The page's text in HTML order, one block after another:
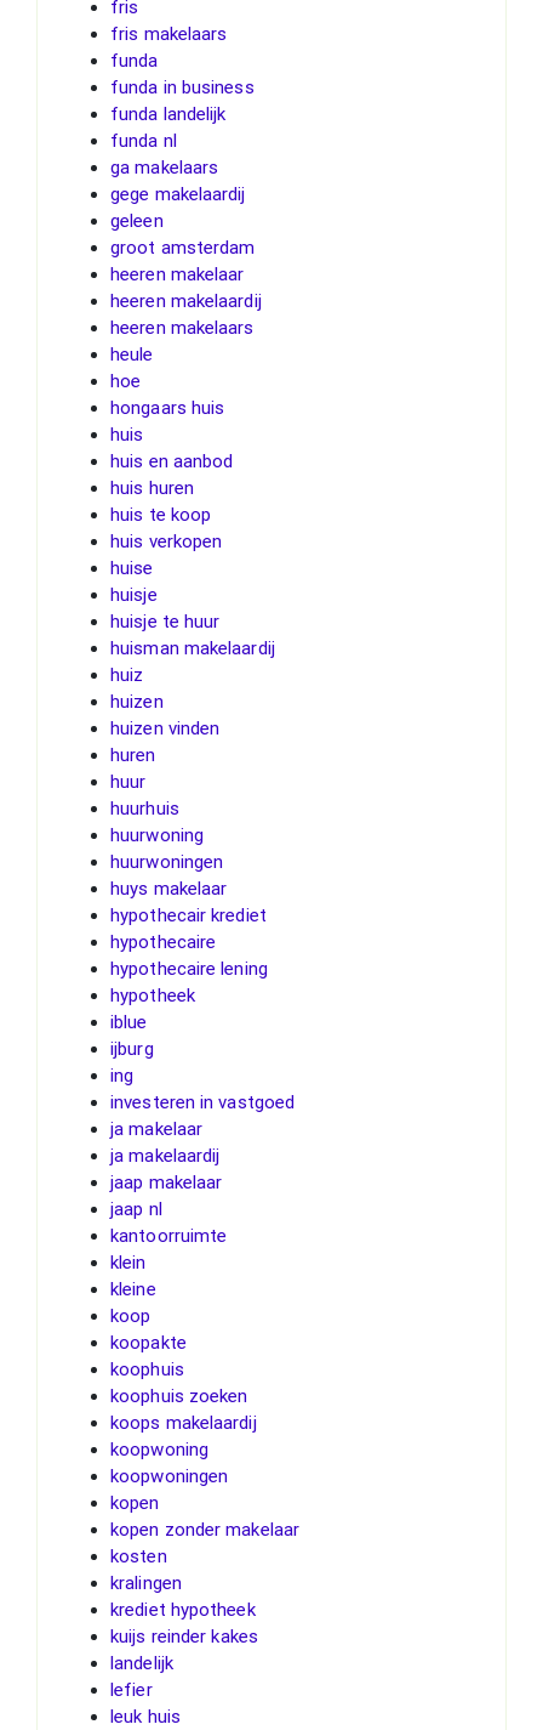
fris
fris makelaars
funda
funda in business
funda landelijk
funda nl
ga makelaars
gege makelaardij
geleen
groot amsterdam
heeren makelaar
heeren makelaardij
heeren makelaars
heule
hoe
hongaars huis
huis
huis en aanbod
huis huren
huis te koop
huis verkopen
huise
huisje
huisje te huur
huisman makelaardij
huiz
huizen
huizen vinden
huren
huur
huurhuis
huurwoning
huurwoningen
huys makelaar
hypothecair krediet
hypothecaire
hypothecaire lening
hypotheek
iblue
ijburg
ing
investeren in vastgoed
ja makelaar
ja makelaardij
jaap makelaar
jaap nl
kantoorruimte
klein
kleine
koop
koopakte
koophuis
koophuis zoeken
koops makelaardij
koopwoning
koopwoningen
kopen
kopen zonder makelaar
kosten
kralingen
krediet hypotheek
kuijs reinder kakes
landelijk
lefier
leuk huis